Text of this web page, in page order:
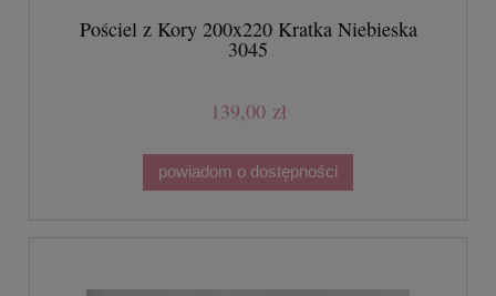
Pościel z Kory 200x220 Kratka Niebieska
3045
139,00 zł
powiadom o dostępności